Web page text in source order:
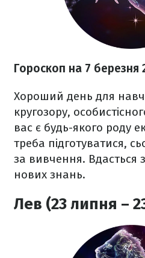
Гороскоп на 7 березня
Хороший день для
кругозору,
вас є будь-якого роду
треба підготуватися,
за вивчення. Вдасться
нових знань.
Лев (23 липня –